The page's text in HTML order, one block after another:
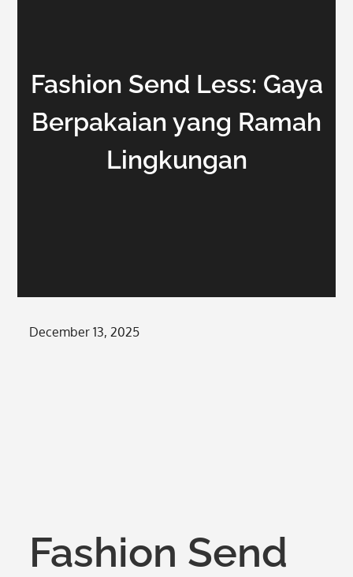
Fashion Send Less: Gaya
Berpakaian yang Ramah
Lingkungan
Posted
December 13, 2025
Fashion Send